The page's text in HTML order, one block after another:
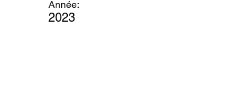
Année:
2023